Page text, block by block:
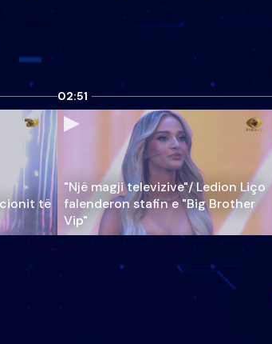
të
02:51
"Një magji televizive"/ Ledion Liço
falenderon stafin e "Big Brother
Vip"